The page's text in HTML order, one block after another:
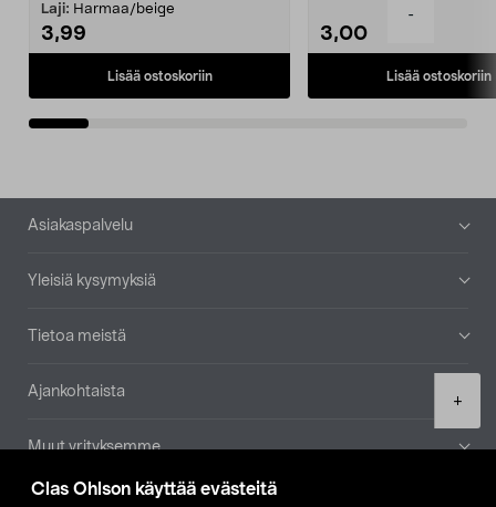
Clas Ohlson käyttää evästeitä
-
+
Laji: Harmaa/beige
3,99
Lisää ostoskoriin
3,00
Lisää ostoskoriin
Alatunniste
Asiakaspalvelu
Yleisiä kysymyksiä
Tietoa meistä
Ajankohtaista
Muut yrityksemme
Etsi myymälä